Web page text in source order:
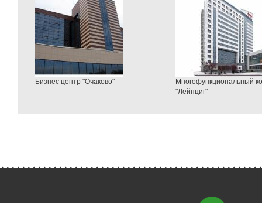
Бизнес центр "Очаково"
Многофункциональный
"Лейпциг"